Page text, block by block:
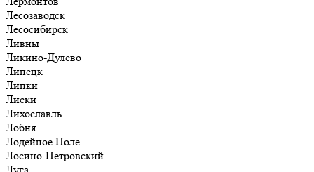
Лесозаводск
Лесосибирск
Ливны
Ликино-Дулёво
Липецк
Липки
Лиски
Лихославль
Лобня
Лодейное Поле
Лосино-Петровский